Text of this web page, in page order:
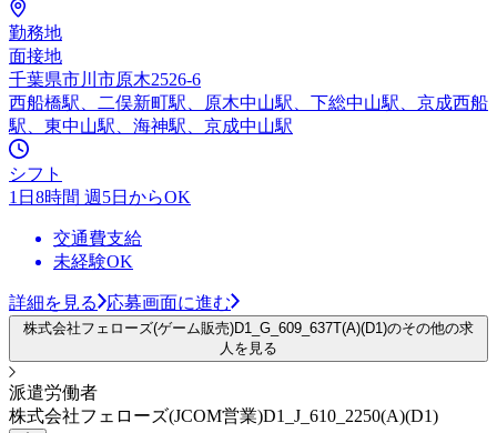
勤務地
面接地
千葉県市川市原木2526-6
西船橋駅、二俣新町駅、原木中山駅、下総中山駅、京成西船
駅、東中山駅、海神駅、京成中山駅
シフト
1日8時間 週5日からOK
交通費支給
未経験OK
詳細を見る 応募画面に進む
株式会社フェローズ(ゲーム販売)D1_G_609_637T(A)(D1)のその他の求
人を見る
派遣労働者
株式会社フェローズ(JCOM営業)D1_J_610_2250(A)(D1)